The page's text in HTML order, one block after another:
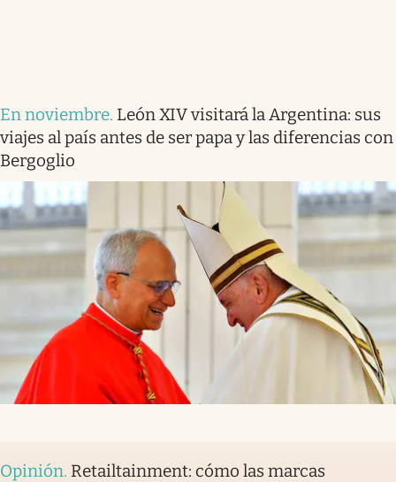
En noviembre. León XIV visitará la Argentina: sus
viajes al país antes de ser papa y las diferencias con
Bergoglio
Opinión. Retailtainment: cómo las marcas